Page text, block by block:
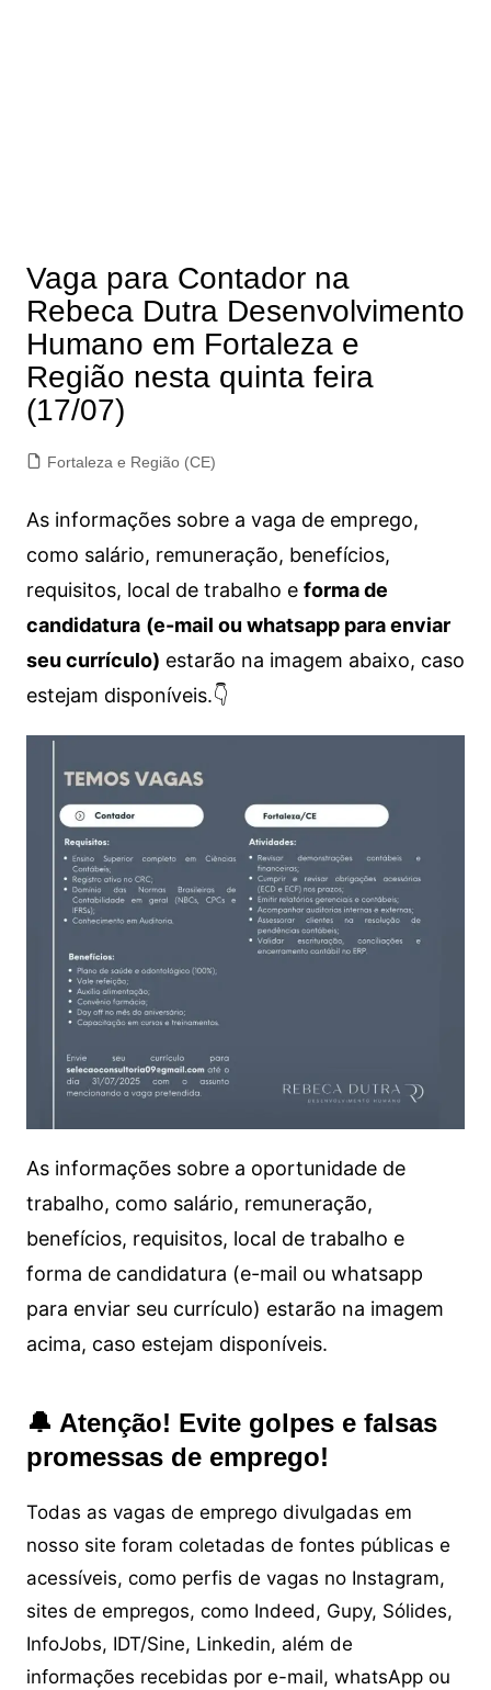
Vaga para Contador na
Rebeca Dutra Desenvolvimento
Humano em Fortaleza e
Região nesta quinta feira
(17/07)
Fortaleza e Região (CE)
As informações sobre a vaga de emprego,
como salário, remuneração, benefícios,
requisitos, local de trabalho e forma de
candidatura (e-mail ou whatsapp para enviar
seu currículo) estarão na imagem abaixo, caso
estejam disponíveis.👇
As informações sobre a oportunidade de
trabalho, como salário, remuneração,
benefícios, requisitos, local de trabalho e
forma de candidatura (e-mail ou whatsapp
para enviar seu currículo) estarão na imagem
acima, caso estejam disponíveis.
🔔 Atenção! Evite golpes e falsas
promessas de emprego!
Todas as vagas de emprego divulgadas em
nosso site foram coletadas de fontes públicas e
acessíveis, como perfis de vagas no Instagram,
sites de empregos, como Indeed, Gupy, Sólides,
InfoJobs, IDT/Sine, Linkedin, além de
informações recebidas por e-mail, whatsApp ou